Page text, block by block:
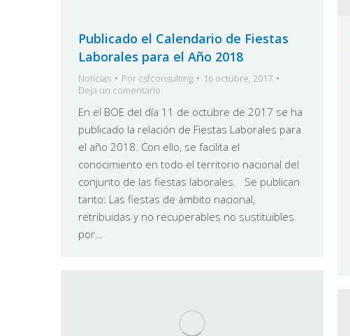
Publicado el Calendario de Fiestas
Laborales para el Año 2018
Noticias Por csfconsulting
16 octubre, 2017
Deja un comentario
En el BOE del día 11 de octubre de 2017 se ha
publicado la relación de Fiestas Laborales para
el año 2018. Con ello, se facilita el
conocimiento en todo el territorio nacional del
conjunto de las fiestas laborales. Se publican
tanto: Las fiestas de ámbito nacional,
retribuidas y no recuperables no sustituibles
por…